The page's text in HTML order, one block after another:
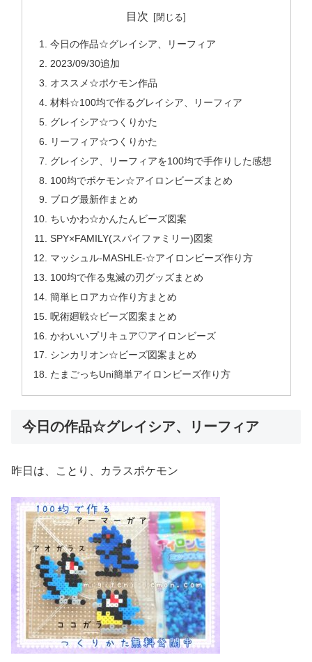
目次
今日の作品☆グレイシア、リーフィア
2023/09/30追加
オススメ☆ポケモン作品
材料☆100均で作るグレイシア、リーフィア
グレイシア☆つくりかた
リーフィア☆つくりかた
グレイシア、リーフィアを100均で手作りした感想
100均でポケモン☆アイロンビーズまとめ
ブログ最新作まとめ
ちいかわ☆かんたんビーズ図案
SPY×FAMILY(スパイファミリー)図案
マッシュル-MASHLE-☆アイロンビーズ作り方
100均で作る鬼滅の刃グッズまとめ
簡単ヒロアカ☆作り方まとめ
呪術廻戦☆ビーズ図案まとめ
かわいいプリキュア♡アイロンビーズ
シンカリオン☆ビーズ図案まとめ
たまごっちUni簡単アイロンビーズ作り方
今日の作品☆グレイシア、リーフィア
昨日は、ことり、カラスポケモン